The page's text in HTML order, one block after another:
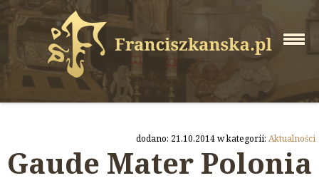
dodano: 21.10.2014 w kategorii: Aktualności
Gaude Mater Polonia